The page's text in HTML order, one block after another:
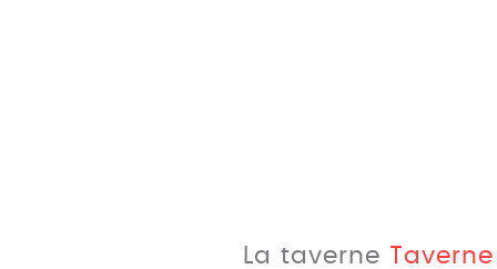
La taverne